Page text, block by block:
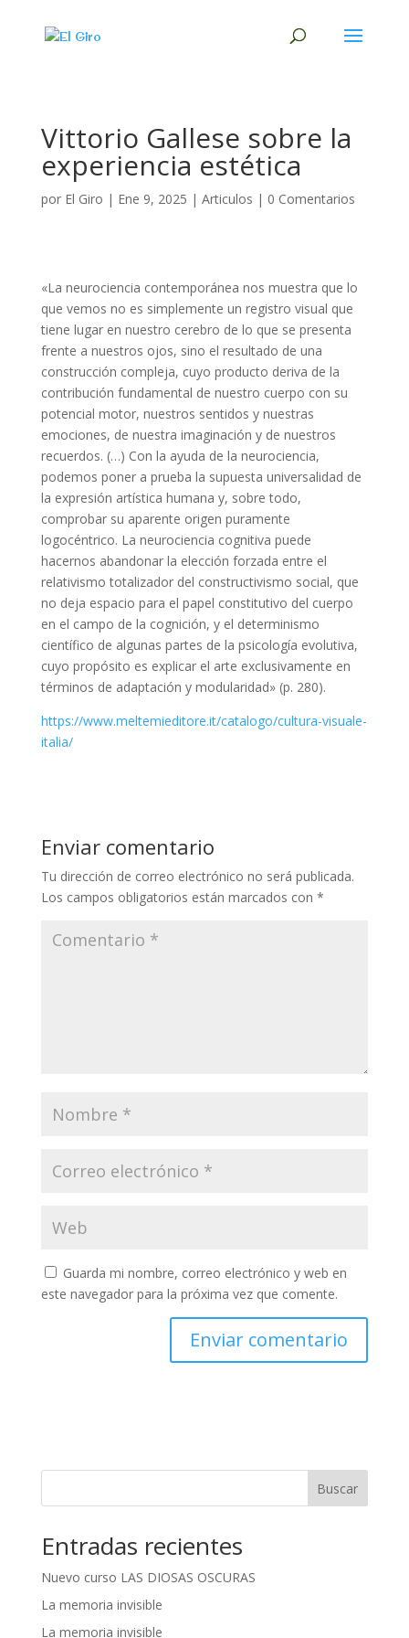
Vittorio Gallese sobre la
experiencia estética
por El Giro | Ene 9, 2025 | Articulos | 0 Comentarios
«La neurociencia contemporánea nos muestra que lo
que vemos no es simplemente un registro visual que
tiene lugar en nuestro cerebro de lo que se presenta
frente a nuestros ojos, sino el resultado de una
construcción compleja, cuyo producto deriva de la
contribución fundamental de nuestro cuerpo con su
potencial motor, nuestros sentidos y nuestras
emociones, de nuestra imaginación y de nuestros
recuerdos. (…) Con la ayuda de la neurociencia,
podemos poner a prueba la supuesta universalidad de
la expresión artística humana y, sobre todo,
comprobar su aparente origen puramente
logocéntrico. La neurociencia cognitiva puede
hacernos abandonar la elección forzada entre el
relativismo totalizador del constructivismo social, que
no deja espacio para el papel constitutivo del cuerpo
en el campo de la cognición, y el determinismo
científico de algunas partes de la psicología evolutiva,
cuyo propósito es explicar el arte exclusivamente en
términos de adaptación y modularidad» (p. 280).
https://www.meltemieditore.it/catalogo/cultura-visuale-
italia/
Enviar comentario
Tu dirección de correo electrónico no será publicada.
Los campos obligatorios están marcados con *
Guarda mi nombre, correo electrónico y web en
este navegador para la próxima vez que comente.
e
:
Buscar
Entradas recientes
Nuevo curso LAS DIOSAS OSCURAS
La memoria invisible
La memoria invisible